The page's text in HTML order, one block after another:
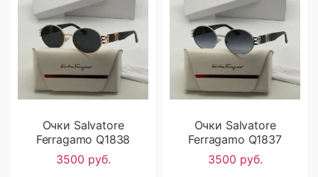
Очки Salvatore
Ferragamo Q1838
3500 руб.
Очки Salvatore
Ferragamo Q1837
3500 руб.